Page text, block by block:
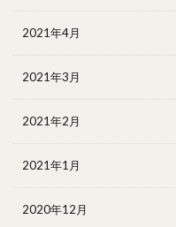
2021年4月
2021年3月
2021年2月
2021年1月
2020年12月